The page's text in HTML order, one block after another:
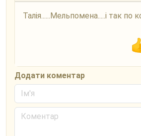
Талія......Мельпомена.....і так по
Додати коментар